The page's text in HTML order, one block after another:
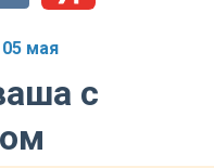
мая
с